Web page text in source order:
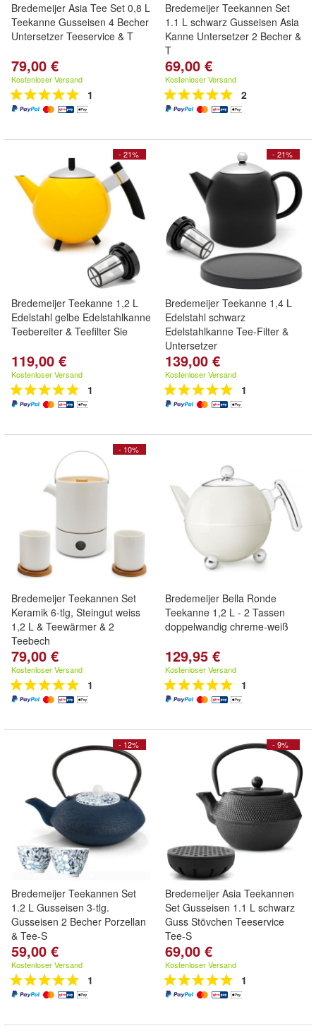
Bredemeijer Asia Tee Set 0,8 L
Teekanne Gusseisen 4 Becher
Untersetzer Teeservice & T
79,00 €
Kostenloser Versand
1
Bredemeijer Teekannen Set
1.1 L schwarz Gusseisen Asia
Kanne Untersetzer 2 Becher &
T
69,00 €
Kostenloser Versand
2
- 21%
Bredemeijer Teekanne 1,2 L
Edelstahl gelbe Edelstahlkanne
Teebereiter & Teefilter Sie
119,00 €
Kostenloser Versand
1
- 21%
Bredemeijer Teekanne 1,4 L
Edelstahl schwarz
Edelstahlkanne Tee-Filter &
Untersetzer
139,00 €
Kostenloser Versand
1
- 10%
Bredemeijer Teekannen Set
Keramik 6-tlg, Steingut weiss
1,2 L & Teewärmer & 2
Teebech
79,00 €
Kostenloser Versand
1
Bredemeijer Bella Ronde
Teekanne 1,2 L - 2 Tassen
doppelwandig chreme-weiß
129,95 €
Kostenloser Versand
1
- 12%
Bredemeijer Teekannen Set
1.2 L Gusseisen 3-tlg.
Gusseisen 2 Becher Porzellan
& Tee-S
59,00 €
Kostenloser Versand
1
- 9%
Bredemeijer Asia Teekannen
Set Gusseisen 1.1 L schwarz
Guss Stövchen Teeservice
Tee-S
69,00 €
Kostenloser Versand
1